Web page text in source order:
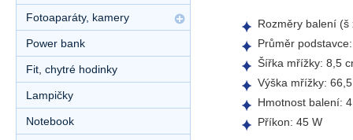
Rozměry balení
Průměr
Šířka mřížky: 8,5
Výška mřížky:
Hmotnost balení:
Příkon: 45 W
Fotoaparáty, kamery
Power bank
Fit, chytré hodinky
Lampičky
Notebook